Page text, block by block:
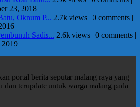
23, 2018
Oknum P... 2.7k views | 0 comments |
Sadis... 2.6k views | 0 comments |
2019
portal berita seputar malang raya yang
dan terupdate untuk warga malang pada